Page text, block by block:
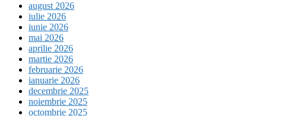
august 2026
iulie 2026
iunie 2026
mai 2026
aprilie 2026
martie 2026
februarie 2026
ianuarie 2026
decembrie 2025
noiembrie 2025
octombrie 2025